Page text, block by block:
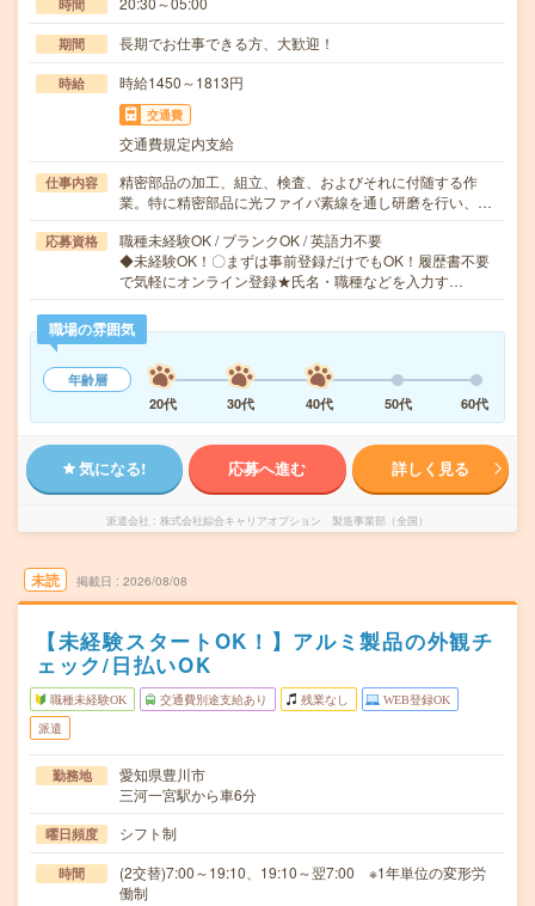
時間
期間 長期でお仕事できる方、大歓迎！
時給 時給1450～1813円
交通費
交通費規定内支給
仕事内容
精密部品の加工、組立、検査、およびそれに付随する作
業。特に精密部品に光ファイバ素線を通し研磨を行い、…
応募資格
職種未経験OK / ブランクOK / 英語力不要
◆未経験OK！〇まずは事前登録だけでもOK！履歴書不要
で気軽にオンライン登録★氏名・職種などを入力す…
職場の雰囲気
年齢層
20代
30代 40代 50代 60代
気になる! 応募へ進む 詳しく見る
派遣会社 株式会社綜合キャリアオプション 製造事業部（全国）
未読 掲載日 2026/08/08
【未経験スタートOK！】アルミ製品の外観チ
ェック/日払いOK
職種未経験OK 交通費別途支給あり 残業なし WEB登録OK
派遣
勤務地
愛知県豊川市
三河一宮駅から車6分
曜日頻度 シフト制
時間
(2交替)7:00～19:10、19:10～翌7:00 ※1年単位の変形労
働制